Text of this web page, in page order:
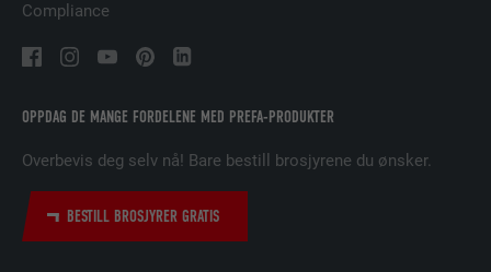
OPPDAG DE MANGE FORDELENE MED PREFA-PRODUKTER
Overbevis deg selv nå! Bare bestill brosjyrene du ønsker.
BESTILL BROSJYRER GRATIS
Compliance
TILBYDER
FORLØP 1 dag
FORMÅL
Brukt av SoMe-tjenesten LinkedIn for å
NAVN lissc